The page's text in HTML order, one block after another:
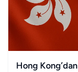
Hong